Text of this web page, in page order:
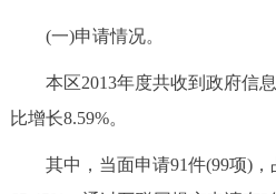
(一)申请情况。
本区2013年度共收到政府信息
比增长8.59%。
其中，当面申请91件(99项)，